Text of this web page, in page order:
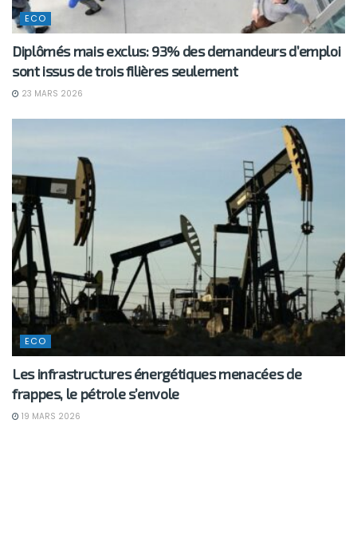
ECO
Diplômés mais exclus: 93% des demandeurs d’emploi
sont issus de trois filières seulement
23 MARS 2026
ECO
Les infrastructures énergétiques menacées de
frappes, le pétrole s’envole
19 MARS 2026